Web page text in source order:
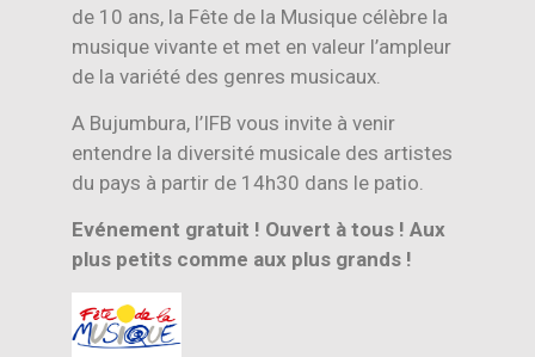
de 10 ans, la Fête de la Musique célèbre la
musique vivante et met en valeur l’ampleur
de la variété des genres musicaux.
A Bujumbura, l’IFB vous invite à venir
entendre la diversité musicale des artistes
du pays à partir de 14h30 dans le patio.
Evénement gratuit ! Ouvert à tous ! Aux
plus petits comme aux plus grands !